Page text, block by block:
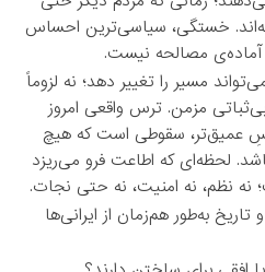
خستگی، سیاسی‌ترین احساس
مصالحه نیست.
مسیر را تغییر دهد؛ نه لزوماً
مزمن. ترس واقعی امروز
عمیق‌تر، سقوطی است که هیچ
. لحظه‌ای که اطاعت فرو می‌ریزد
نظم، نه امنیت، نه حتی نجات.
به‌طور هم‌زمان از ایرانی‌ها